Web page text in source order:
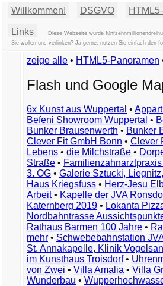
Willkommen! DSGVO
Links
Diese Webseite wurde
Sie wollen uns verlinken? Ja gerne, nutzen Sie einfach den
zeige alle • HTML5-Panoramen
Flash und Google
6x Kunst aus Wuppertal •
Befeni Showroom Wuppertal •
Bunker Brausenwerth • Bunker
Clever Fit GmbH Bonn • Clever
Lebens • die Milchstraße •
Straße •
3. OG • Galerie Sztucki,
Haus Kriegsfuss • Herz-Jesu
Arbeit• Kapelle der JVA
Katernberg 2019 • Lokanta
Nordbahntrasse
Rathaus Barmen 100 Jahre •
mehr • Schwebebahnstation
St. Annakapelle, Klinik
im Kunsthaus Troisdorf•
von Zwei • Villa Amalia • Villa
Wunderbau •